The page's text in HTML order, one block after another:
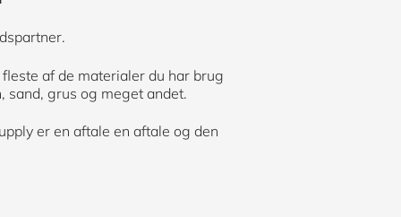
af de materialer du har brug
grus og meget andet.
er en aftale en aftale og den